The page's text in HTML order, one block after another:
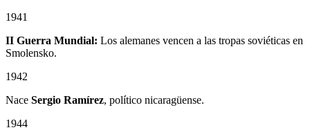
1941
II Guerra Mundial: Los alemanes vencen a las tropas soviéticas en
Smolensko.
1942
Nace Sergio Ramírez, político nicaragüense.
1944